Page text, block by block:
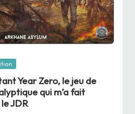
Year Zero, le jeu de
qui m’a fait
JDR